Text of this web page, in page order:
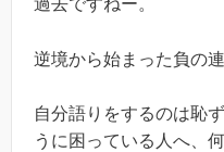
過去ですねー。
逆境から始まった負の
自分語りをするのは恥
うに困っている人へ、